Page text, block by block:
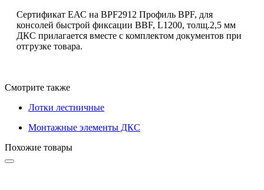
Сертификат ЕАС на BPF2912 Профиль BPF, для
консолей быстрой фиксации BBF, L1200, толщ.2,5 мм
ДКС прилагается вместе с комплектом документов при
отгрузке товара.
Смотрите также
Лотки лестничные
Монтажные элементы ДКС
Похожие товары